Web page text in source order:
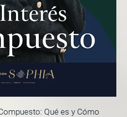
Qué es y Cómo